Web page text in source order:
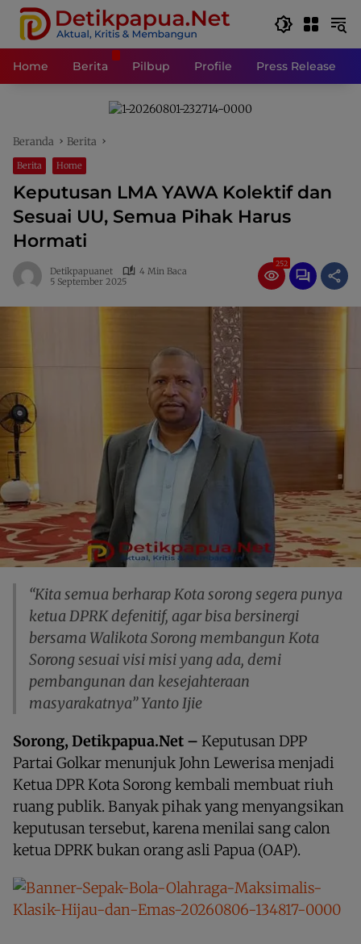
Langsung
konten
Home
Berita Pilbup Profile Press Release
Beranda Berita
Berita Home
Keputusan LMA YAWA Kolektif dan
Sesuai UU, Semua Pihak Harus
Hormati
Detikpapuanet
4 Min Baca
5 September 2025
252
“Kita semua berharap Kota sorong segera punya
ketua DPRK defenitif, agar bisa bersinergi
bersama Walikota Sorong membangun Kota
Sorong sesuai visi misi yang ada, demi
pembangunan dan kesejahteraan
masyarakatnya” Yanto Ijie
Sorong, Detikpapua.Net – Keputusan DPP
Partai Golkar menunjuk John Lewerisa menjadi
Ketua DPR Kota Sorong kembali membuat riuh
ruang publik. Banyak pihak yang menyangsikan
keputusan tersebut, karena menilai sang calon
ketua DPRK bukan orang asli Papua (OAP).